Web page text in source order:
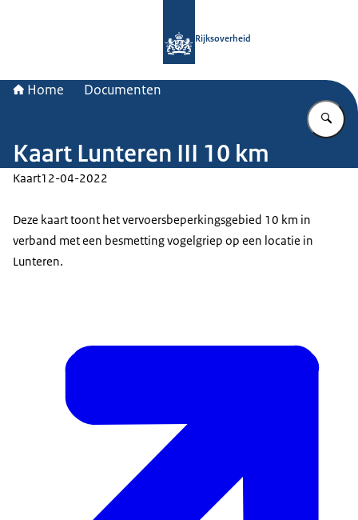
Rijksoverheid
Home Documenten
Kaart Lunteren III 10 km
Kaart12-04-2022
Deze kaart toont het vervoersbeperkingsgebied 10 km in
verband met een besmetting vogelgriep op een locatie in
Lunteren.